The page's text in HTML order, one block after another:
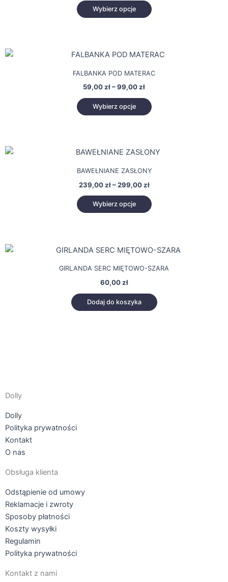
Wybierz opcje
wariantów.
na
FALBANKA POD MATERAC
59,00zł–99,00zł
Zakres
od
59,00 zł
do
Wybierz opcje
Ten
ma
wariantów.
na
BAWEŁNIANE ZASŁONY
239,00zł – 299,00zł
Zakres
od
239,00 zł
do
Wybierz opcje
Ten
wariantów.
na
GIRLANDA SERC MIĘTOWO-SZARA
60,00zł
Dodaj do koszyka
Dolly
Dolly
Polityka prywatności
Kontakt
O nas
Obsługa klienta
Odstąpienie od umowy
Reklamacje i zwroty
Sposoby płatności
Koszty wysyłki
Regulamin
Polityka prywatności
Kontakt z nami